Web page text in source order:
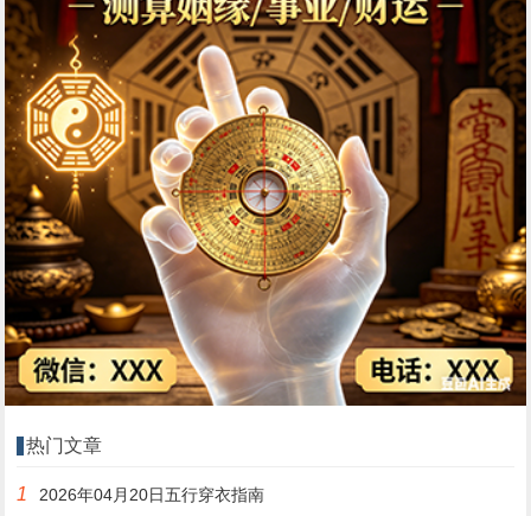
热门文章
1 2026年04月20日五行穿衣指南